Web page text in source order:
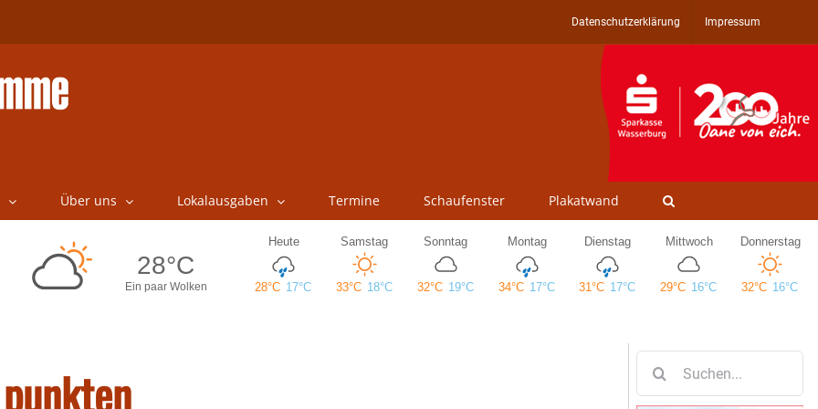
Datenschutzerklärung Impressum
Über uns Lokalausgaben Termine Schaufenster Plakatwand
nach: